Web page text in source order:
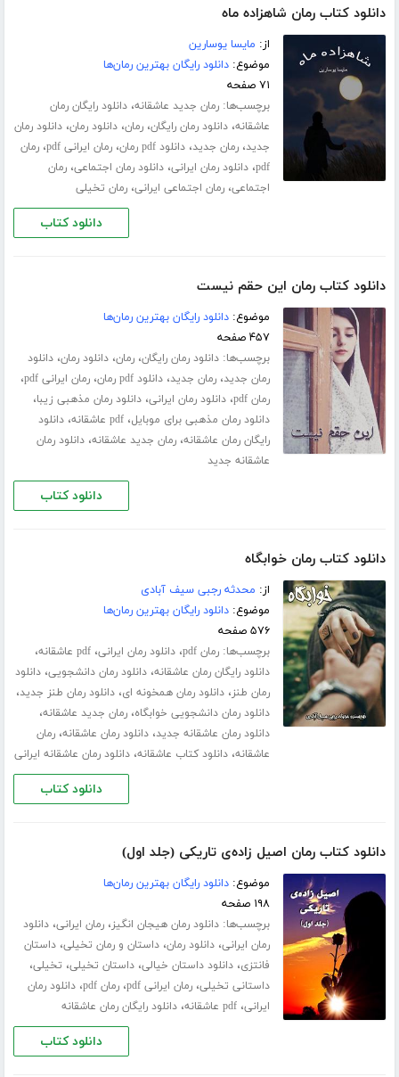
دانلود کتاب رمان شاهزاده ماه
از: مایسا یوسارین
موضوع:دانلود رایگان بهترین رمان‌ها
۷۱ صفحه
برچسب‌ها:رمان جدید عاشقانه،دانلود رایگان رمان
عاشقانه،دانلود رمان رایگان،رمان،دانلود رمان،دانلود رمان
جدید،رمان جدید،دانلود pdf رمان ،رمان ایرانی pdf ،رمان
pdf،دانلود رمان ایرانی،دانلود رمان اجتماعی،رمان
اجتماعی،رمان اجتماعی ایرانی،رمان تخیلی
دانلود کتاب
دانلود کتاب رمان این حقم نیست
موضوع:دانلود رایگان بهترین رمان‌ها
۴۵۷ صفحه
برچسب‌ها:دانلود رمان رایگان،رمان،دانلود رمان،دانلود
رمان جدید،رمان جدید،دانلود pdf رمان ،رمان ایرانی pdf ،
رمان pdf ،دانلود رمان ایرانی،دانلود رمان مذهبی زیبا،
دانلود رمان مذهبی برای موبایل،pdf عاشقانه ،دانلود
رایگان رمان عاشقانه،رمان جدید عاشقانه،دانلود رمان
عاشقانه جدید
دانلود کتاب
دانلود کتاب رمان خوابگاه
از: محدثه رجبی سیف آبادی
موضوع:دانلود رایگان بهترین رمان‌ها
۵۷۶ صفحه
برچسب‌ها:رمان pdf ،دانلود رمان ایرانی،pdf عاشقانه ،
دانلود رایگان رمان عاشقانه،دانلود رمان دانشجویی،دانلود
رمان طنز،دانلود رمان همخونه ای،دانلود رمان طنز جدید،
دانلود رمان دانشجویی خوابگاه،رمان جدید عاشقانه،
دانلود رمان عاشقانه جدید،دانلود رمان عاشقانه،رمان
عاشقانه،دانلود کتاب عاشقانه،دانلود رمان عاشقانه ایرانی
دانلود کتاب
دانلود کتاب رمان اصیل زاده‌ی تاریکی (جلد اول)
موضوع:دانلود رایگان بهترین رمان‌ها
۱۹۸ صفحه
برچسب‌ها:دانلود رمان هیجان انگیز،رمان ایرانی،دانلود
رمان ایرانی،دانلود رمان،داستان و رمان تخیلی،داستان
فانتزی،دانلود داستان خیالی،داستان تخیلی، تخیلی،
داستانی تخیلی،رمان ایرانی pdf ،رمان pdf ،دانلود رمان
ایرانی،pdf عاشقانه ،دانلود رایگان رمان عاشقانه
دانلود کتاب